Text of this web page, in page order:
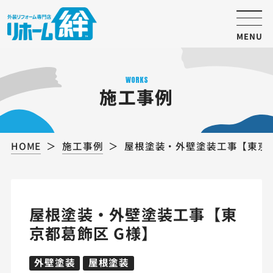
MENU
WORKS
施工事例
HOME 施工事例 屋根塗装・外壁塗装工事【東京
屋根塗装・外壁塗装工事【東
京都葛飾区 G様】
外壁塗装 屋根塗装